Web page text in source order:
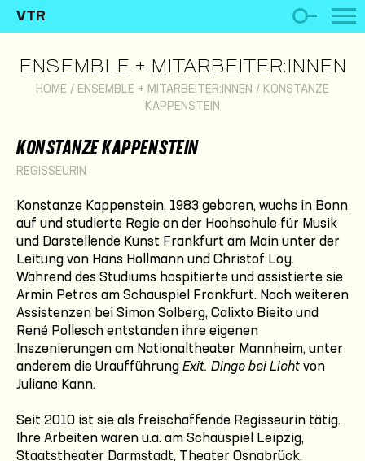
VTR
ENSEMBLE + MITARBEITER:INNEN
HOME / ENSEMBLE + MITARBEITER:INNEN / KONSTANZE
KAPPENSTEIN
KONSTANZE KAPPENSTEIN
REGISSEURIN
Konstanze Kappenstein, 1983 geboren, wuchs in Bonn
auf und studierte Regie an der Hochschule für Musik
und Darstellende Kunst Frankfurt am Main unter der
Leitung von Hans Hollmann und Christof Loy.
Während des Studiums hospitierte und assistierte sie
Armin Petras am Schauspiel Frankfurt. Nach weiteren
Assistenzen bei Simon Solberg, Calixto Bieito und
René Pollesch entstanden ihre eigenen
Inszenierungen am Nationaltheater Mannheim, unter
anderem die Uraufführung Exit. Dinge bei Licht von
Juliane Kann.
Seit 2010 ist sie als freischaffende Regisseurin tätig.
Ihre Arbeiten waren u.a. am Schauspiel Leipzig,
Staatstheater Darmstadt, Theater Osnabrück,